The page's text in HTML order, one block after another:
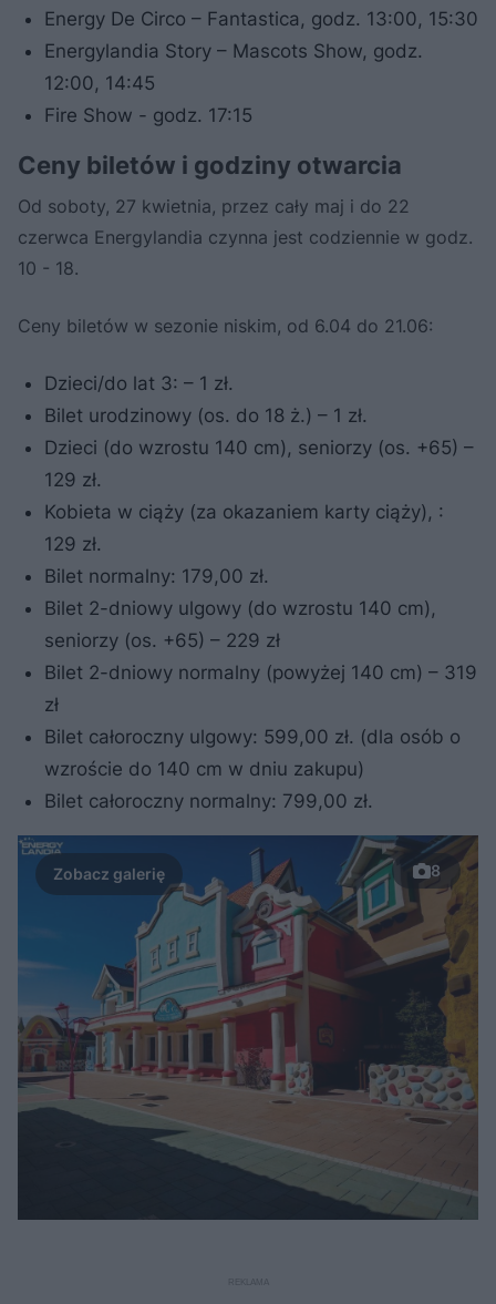
Energy De Circo – Fantastica, godz. 13:00, 15:30
Energylandia Story – Mascots Show, godz.
12:00, 14:45
Fire Show - godz. 17:15
Ceny biletów i godziny otwarcia
Od soboty, 27 kwietnia, przez cały maj i do 22
czerwca Energylandia czynna jest codziennie w godz.
10 - 18.
Ceny biletów w sezonie niskim, od 6.04 do 21.06:
Dzieci/do lat 3: – 1 zł.
Bilet urodzinowy (os. do 18 ż.) – 1 zł.
Dzieci (do wzrostu 140 cm), seniorzy (os. +65) –
129 zł.
Kobieta w ciąży (za okazaniem karty ciąży), :
129 zł.
Bilet normalny: 179,00 zł.
Bilet 2-dniowy ulgowy (do wzrostu 140 cm),
seniorzy (os. +65) – 229 zł
Bilet 2-dniowy normalny (powyżej 140 cm) – 319
zł
Bilet całoroczny ulgowy: 599,00 zł. (dla osób o
wzroście do 140 cm w dniu zakupu)
Bilet całoroczny normalny: 799,00 zł.
8